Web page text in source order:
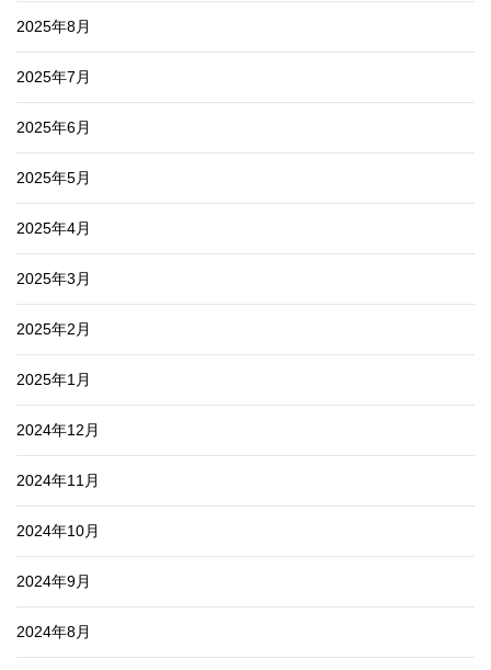
2025年8月
2025年7月
2025年6月
2025年5月
2025年4月
2025年3月
2025年2月
2025年1月
2024年12月
2024年11月
2024年10月
2024年9月
2024年8月